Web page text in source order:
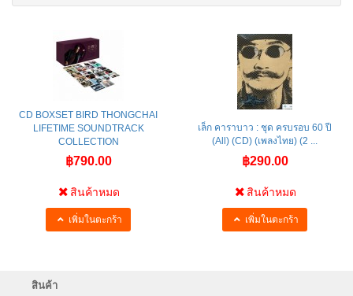
CD BOXSET BIRD THONGCHAI
LIFETIME SOUNDTRACK
COLLECTION
฿790.00
สินค้าหมด
เพิ่มในตะกร้า
เล็ก คาราบาว : ชุด ครบรอบ 60 ปี
(All) (CD) (เพลงไทย) (2 ...
฿290.00
สินค้าหมด
เพิ่มในตะกร้า
สินค้า